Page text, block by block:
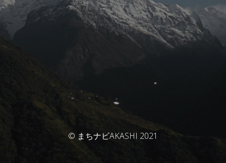
© まちナビAKASHI 2021